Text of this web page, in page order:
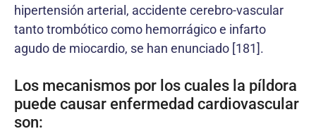
hipertensión arterial, accidente cerebro-vascular
tanto trombótico como hemorrágico e infarto
agudo de miocardio, se han enunciado [181].
Los mecanismos por los cuales la píldora
puede causar enfermedad cardiovascular
son: